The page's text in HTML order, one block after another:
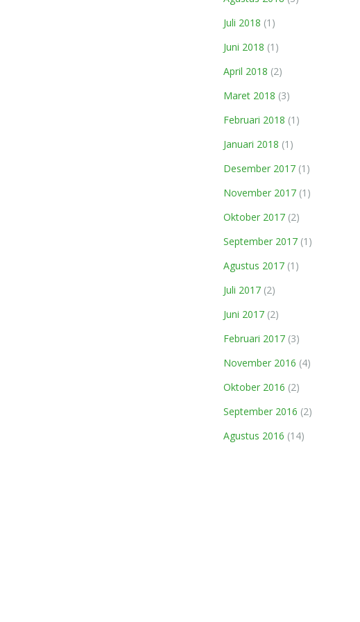
Juli 2018 (1)
Juni 2018 (1)
April 2018 (2)
Maret 2018 (3)
Februari 2018 (1)
Januari 2018 (1)
Desember 2017 (1)
November 2017 (1)
Oktober 2017 (2)
September 2017 (1)
Agustus 2017 (1)
Juli 2017 (2)
Juni 2017 (2)
Februari 2017 (3)
November 2016 (4)
Oktober 2016 (2)
September 2016 (2)
Agustus 2016 (14)